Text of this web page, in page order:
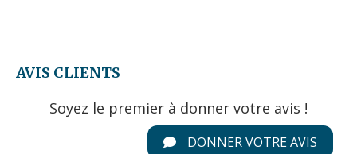
AVIS CLIENTS
Soyez le premier à donner votre avis !
DONNER VOTRE AVIS